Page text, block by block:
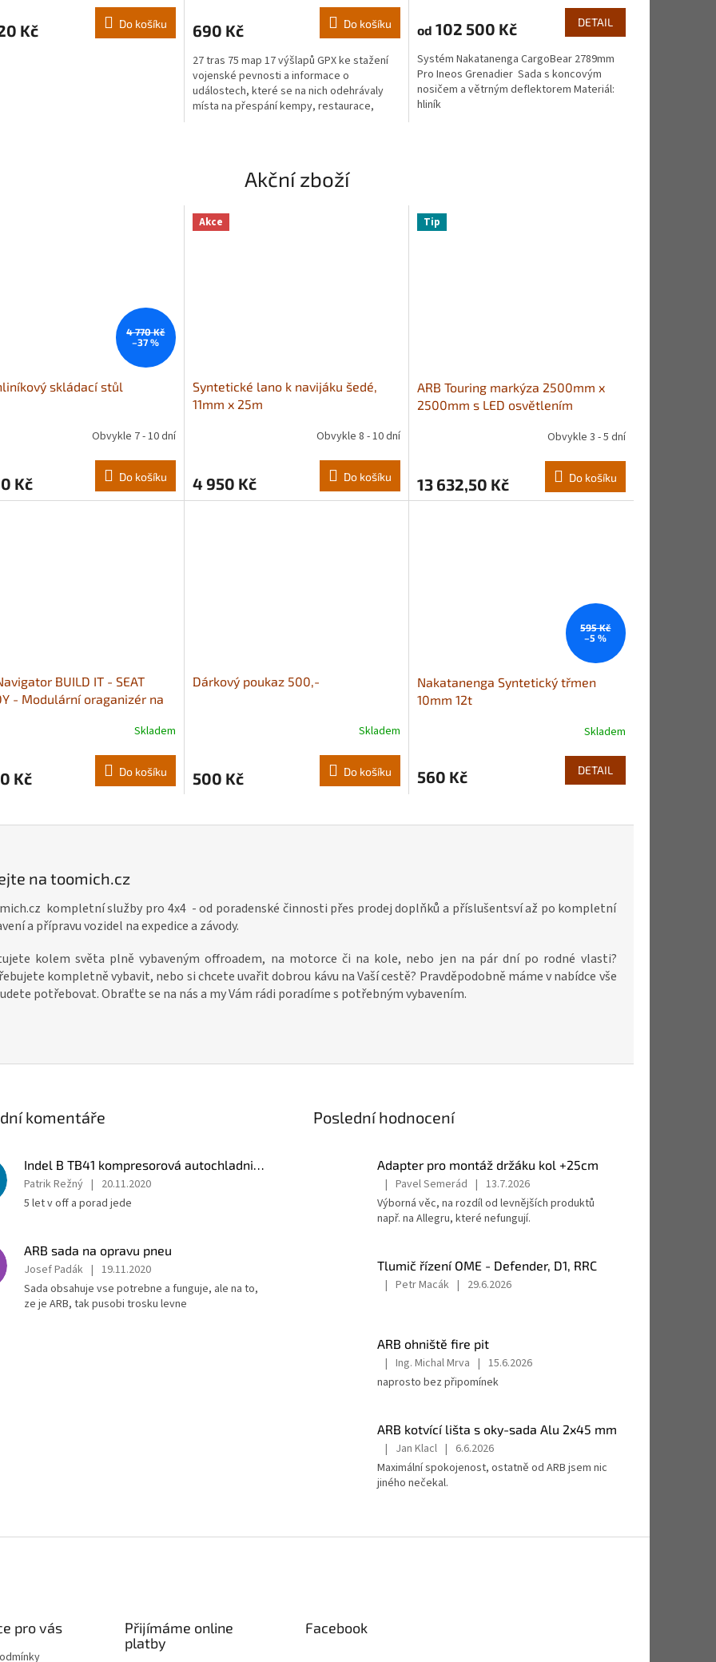
Kč Do košíku
je
z
5
hvězdiček.
690 Kč Do košíku
27 tras 75 map 17 výšlapů GPX ke stažení
vojenské pevnosti a informace o
událostech, které se na nich odehrávaly
místa na přespání kempy, restaurace,
od 102 500 Kč DETAIL
Systém Nakatanenga CargoBear 2789mm
Pro Ineos Grenadier Sada s koncovým
nosičem a větrným deflektorem Materiál:
hliník
Akční zboží
4 770 Kč
–37 %
skládací stůl
Obvykle 7 - 10 dní
Kč Do košíku
Akce
Syntetické lano k navijáku šedé,
11mm x 25m
je
5,0
Obvykle 8 - 10 dní
4 950 Kč Do košíku
Tip
ARB Touring markýza 2500mm x
2500mm s LED osvětlením
Obvykle 3 - 5 dní
13 632,50 Kč Do košíku
BUILD IT - SEAT
- Modulární oraganizér na
Skladem
Kč Do košíku
Dárkový poukaz 500,-
Skladem
500 Kč Do košíku
595 Kč
–5 %
Nakatanenga Syntetický třmen
10mm 12t
je
5
Skladem
560 Kč DETAIL
na toomich.cz
kompletní služby pro 4x4 - od poradenské činnosti přes prodej doplňků a příslušentsví až po kompletní
a přípravu vozidel na expedice a závody.
kolem světa plně vybaveným offroadem, na motorce či na kole, nebo jen na pár dní po rodné vlasti?
kompletně vybavit, nebo si chcete uvařit dobrou kávu na Vaší cestě? Pravděpodobně máme v nabídce vše
potřebovat. Obraťte se na nás a my Vám rádi poradíme s potřebným vybavením.
komentáře
Patrik Režný | 20.11.2020
5 let v off a porad jede
ARB sada na opravu pneu
Josef Padák | 19.11.2020
Sada obsahuje vse potrebne a funguje, ale na to,
ze je ARB, tak pusobi trosku levne
Poslední hodnocení
Adapter pro montáž držáku kol +25cm
Hodnocení
produktu
je
5
hvězdiček.
| Pavel Semerád | 13.7.2026
Výborná věc, na rozdíl od levnějších produktů
např. na Allegru, které nefungují.
Tlumič řízení OME - Defender, D1, RRC
Hodnocení
5
z
hvězdiček.
| Petr Macák | 29.6.2026
ARB ohniště fire pit
Hodnocení
produktu
z
hvězdiček.
| Ing. Michal Mrva | 15.6.2026
naprosto bez připomínek
ARB kotvící lišta s oky-sada Alu 2x45 mm
Hodnocení
produktu
je
| Jan Klacl | 6.6.2026
Maximální spokojenost, ostatně od ARB jsem nic
jiného nečekal.
pro vás
Přijímáme online
platby
Facebook